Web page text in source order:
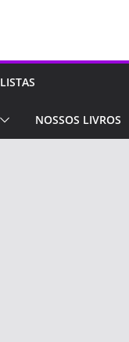
LISTAS
NOSSOS LIVROS